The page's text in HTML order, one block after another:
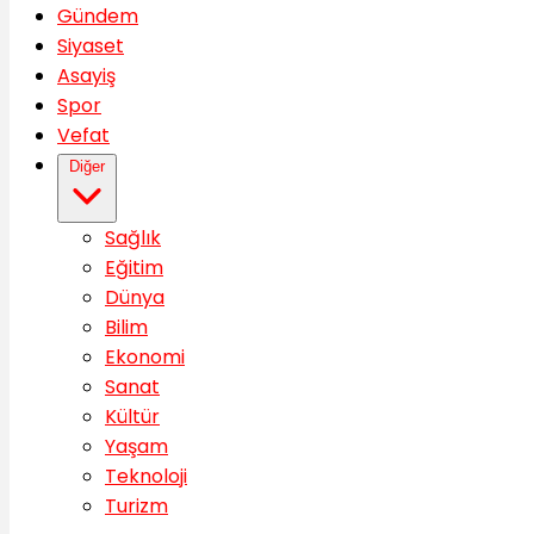
Gündem
Siyaset
Asayiş
Spor
Vefat
Diğer
Sağlık
Eğitim
Dünya
Bilim
Ekonomi
Sanat
Kültür
Yaşam
Teknoloji
Turizm